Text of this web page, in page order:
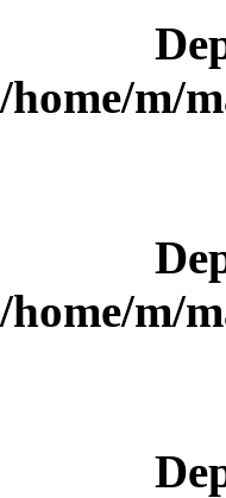
/home/m/
/home/m/